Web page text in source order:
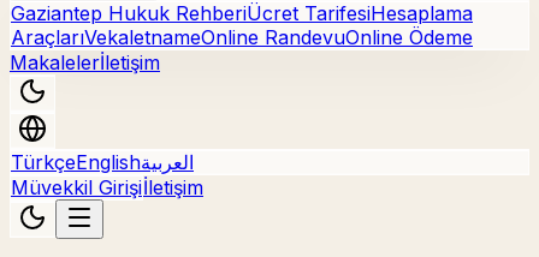
Gaziantep Hukuk RehberiÜcret TarifesiHesaplama
AraçlarıVekaletnameOnline RandevuOnline Ödeme
Makalelerİletişim
TürkçeEnglishالعربية
Müvekkil Girişiİletişim